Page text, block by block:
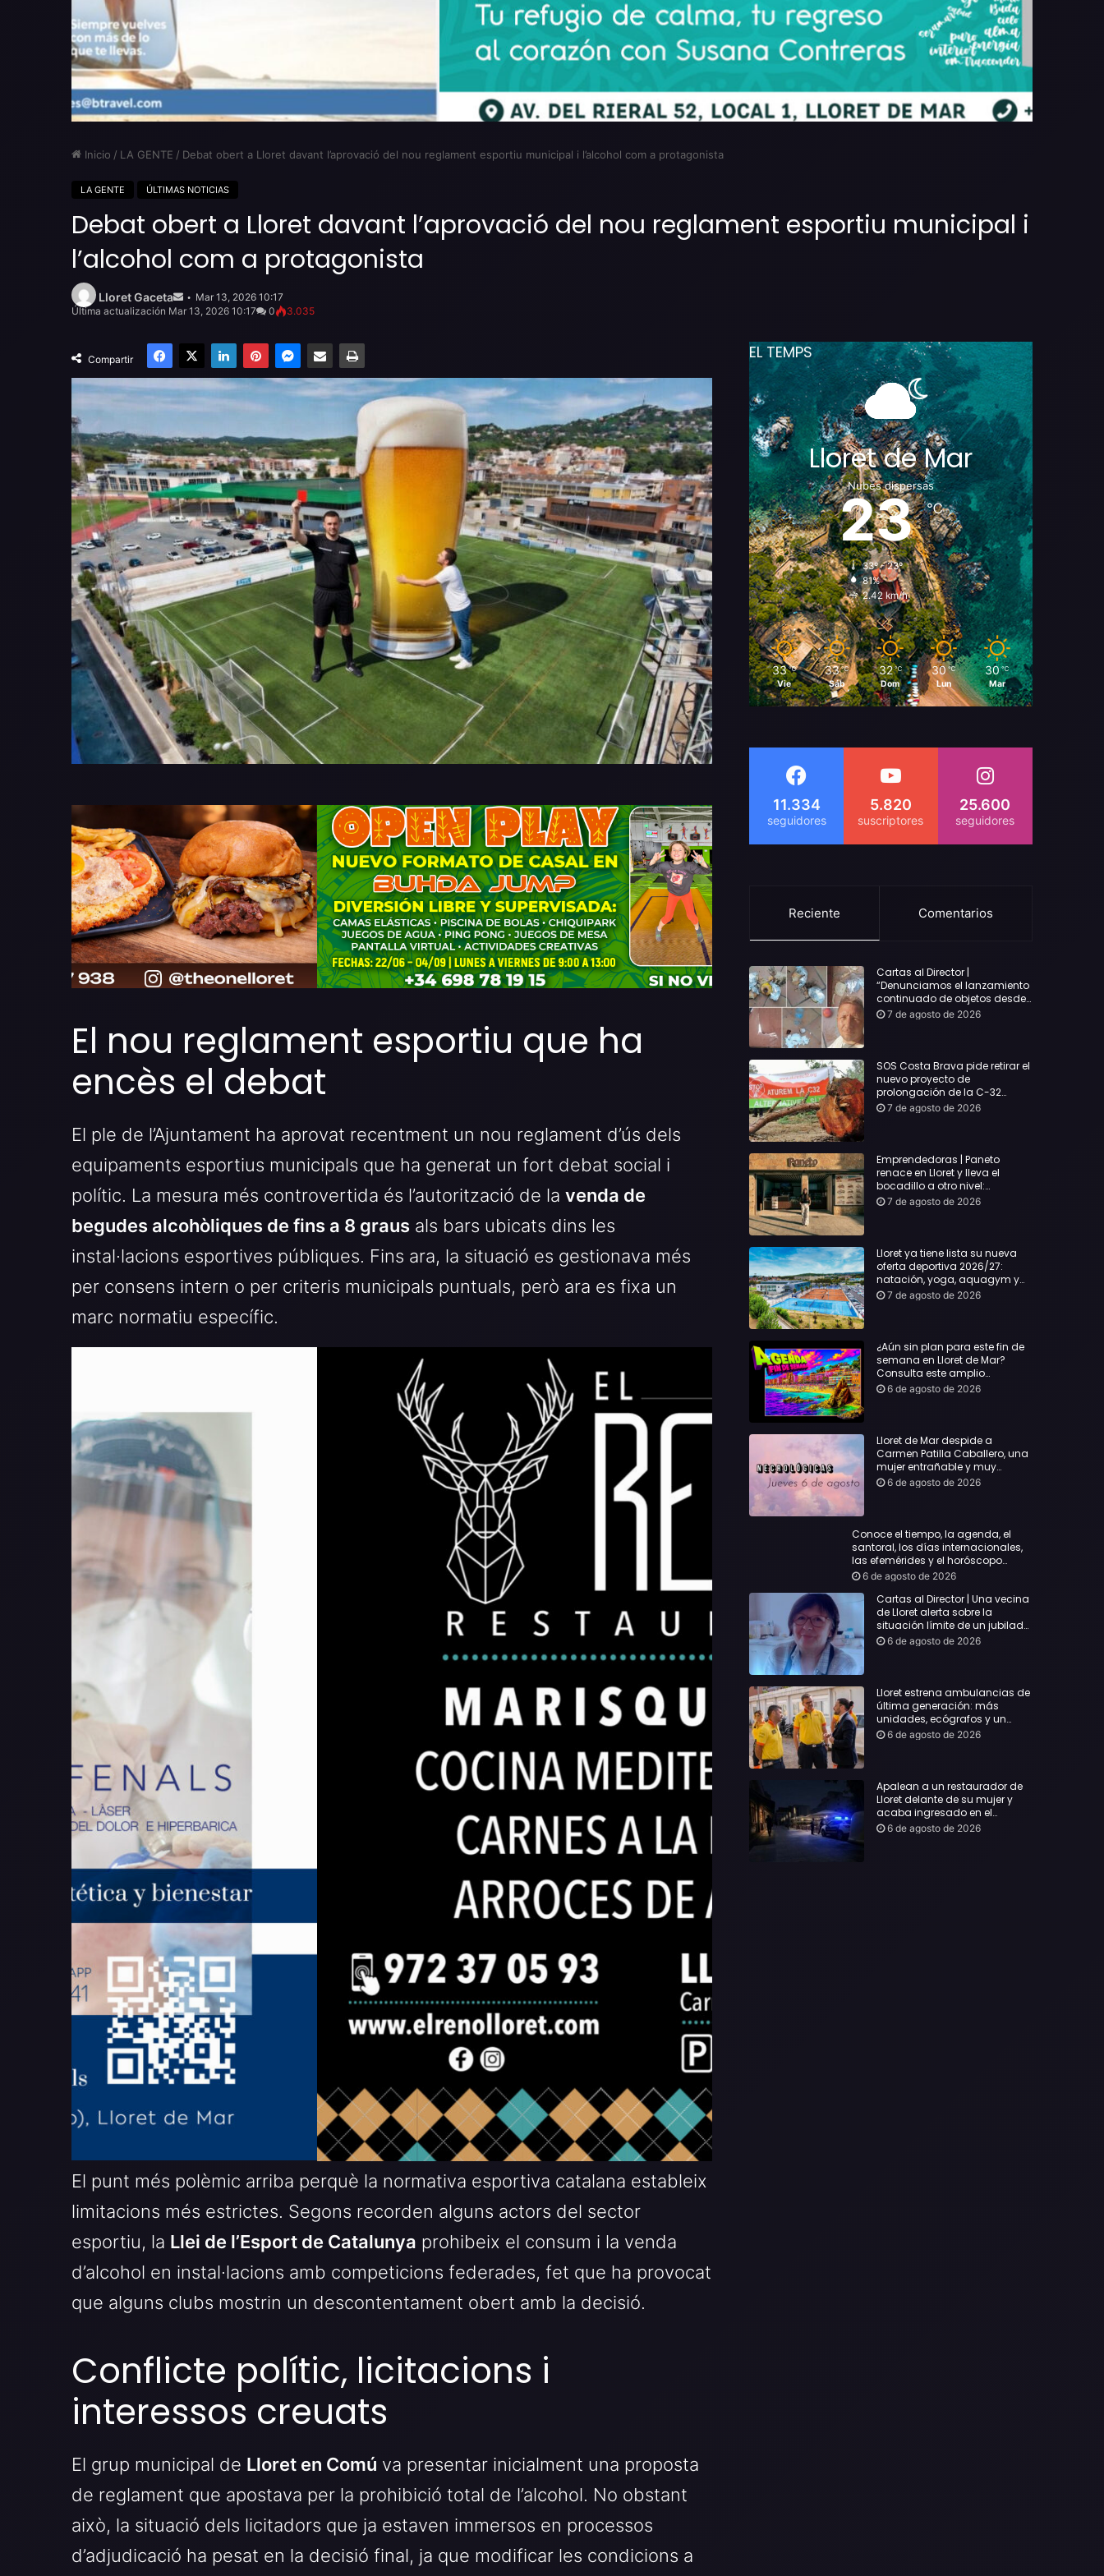
Inicio / LA GENTE / Debat obert a Lloret davant l’aprovació del nou reglament esportiu municipal i l’alcohol com a protagonista
LA GENTE ÚLTIMAS NOTICIAS
Debat obert a Lloret davant l’aprovació del nou reglament esportiu municipal i
l’alcohol com a protagonista
Lloret Gaceta
emailMar 13, 2026 10:17
Última actualización Mar 13, 2026 10:17
0 3.035
Compartir
Facebook
X LinkedInPinterestMessenger
Compartir por email Imprimir
El nou reglament esportiu que ha
encès el debat
El ple de l’Ajuntament ha aprovat recentment un nou reglament d’ús dels
equipaments esportius municipals que ha generat un fort debat social i
polític. La mesura més controvertida és l’autorització de la venda de
begudes alcohòliques de fins a 8 graus als bars ubicats dins les
instal·lacions esportives públiques. Fins ara, la situació es gestionava més
per consens intern o per criteris municipals puntuals, però ara es fixa un
marc normatiu específic.
El punt més polèmic arriba perquè la normativa esportiva catalana estableix
limitacions més estrictes. Segons recorden alguns actors del sector
esportiu, la Llei de l’Esport de Catalunya prohibeix el consum i la venda
d’alcohol en instal·lacions amb competicions federades, fet que ha provocat
que alguns clubs mostrin un descontentament obert amb la decisió.
Conflicte polític, licitacions i
interessos creuats
El grup municipal de Lloret en Comú va presentar inicialment una proposta
de reglament que apostava per la prohibició total de l’alcohol. No obstant
això, la situació dels licitadors que ja estaven immersos en processos
d’adjudicació ha pesat en la decisió final, ja que modificar les condicions a
EL TEMPS
Lloret de Mar
Nubes dispersas
23℃
33º - 23º
81%
2.42 km/h
33 ℃
Vie
33 ℃
Sáb
32 ℃
Dom
30 ℃
Lun
30 ℃
Mar
11.334 5.820 25.600
Reciente Comentarios
Cartas al Director |
“Denunciamos el lanzamiento
continuado de objetos desde
alojamientos turísticos a
7 de agosto de 2026
SOS Costa Brava pide retirar el
nuevo proyecto de
prolongación de la C-32
hasta Lloret y reclama la
7 de agosto de 2026
Emprendedoras | Paneto
renace en Lloret y lleva el
bocadillo a otro nivel:
producto km 0 y espíritu
7 de agosto de 2026
Lloret ya tiene lista su nueva
oferta deportiva 2026/27:
natación, yoga, aquagym y
decenas de actividades para
7 de agosto de 2026
¿Aún sin plan para este fin de
semana en Lloret de Mar?
Consulta este amplio
recopilatorio de planes:
6 de agosto de 2026
Lloret de Mar despide a
Carmen Patilla Caballero, una
mujer entrañable y muy
querida
6 de agosto de 2026
Conoce el tiempo, la agenda, el
santoral, los días internacionales,
las efemérides y el horóscopo…
6 de agosto de 2026
Cartas al Director | Una vecina
de Lloret alerta sobre la
situación límite de un jubilado
de 65 años y pide una
6 de agosto de 2026
Lloret estrena ambulancias de
última generación: más
unidades, ecógrafos y un
servicio reforzado las 24 horas
6 de agosto de 2026
Apalean a un restaurador de
Lloret delante de su mujer y
acaba ingresado en el
Hospital Vall d’Hebron
6 de agosto de 2026